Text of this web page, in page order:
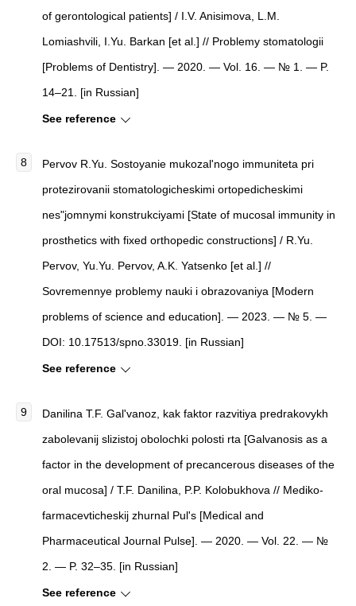
of gerontological patients] / I.V. Anisimova, L.M.
Lomiashvili, I.Yu. Barkan [et al.] // Problemy stomatologii
[Problems of Dentistry]. — 2020. — Vol. 16. — № 1. — P.
14–21. [in Russian]
See reference
Pervov R.Yu. Sostoyanie mukozal'nogo immuniteta pri
protezirovanii stomatologicheskimi ortopedicheskimi
nes"jomnymi konstrukciyami [State of mucosal immunity in
prosthetics with fixed orthopedic constructions] / R.Yu.
Pervov, Yu.Yu. Pervov, A.K. Yatsenko [et al.] //
Sovremennye problemy nauki i obrazovaniya [Modern
problems of science and education]. — 2023. — № 5. —
DOI: 10.17513/spno.33019. [in Russian]
See reference
Danilina T.F. Gal'vanoz, kak faktor razvitiya predrakovykh
zabolevanij slizistoj obolochki polosti rta [Galvanosis as a
factor in the development of precancerous diseases of the
oral mucosa] / T.F. Danilina, P.P. Kolobukhova // Mediko-
farmacevticheskij zhurnal Pul's [Medical and
Pharmaceutical Journal Pulse]. — 2020. — Vol. 22. — №
2. — P. 32–35. [in Russian]
See reference